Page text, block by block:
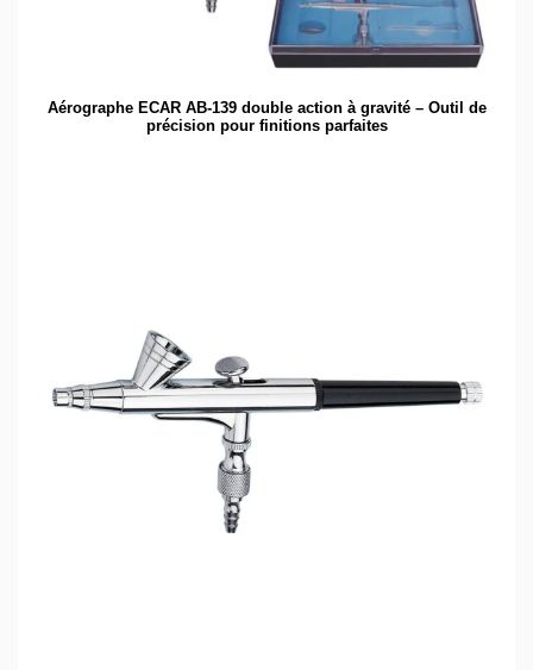
Aérographe ECAR AB-139 double action à gravité – Outil de
précision pour finitions parfaites